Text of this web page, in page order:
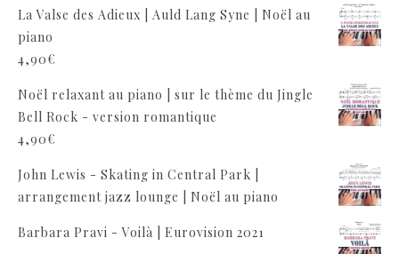
La Valse des Adieux | Auld Lang Syne | Noël au
piano
4,90€
Noël relaxant au piano | sur le thème du Jingle
Bell Rock - version romantique
4,90€
John Lewis - Skating in Central Park |
arrangement jazz lounge | Noël au piano
Barbara Pravi - Voilà | Eurovision 2021